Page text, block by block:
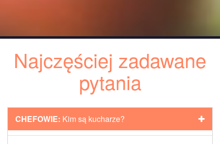
Najczęściej zadawane
pytania
CHEFOWIE: Kim są kucharze?